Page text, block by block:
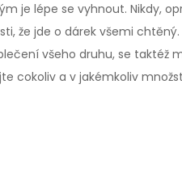
je lépe se vyhnout. Nikdy,
že jde o dárek všemi
všeho druhu, se
cokoliv a v jakémkoliv